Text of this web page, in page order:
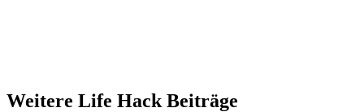
Ja, z. B. Weinreste oder Zitronensaft für küchenfertige Portionen.
Weitere Life Hack Beiträge